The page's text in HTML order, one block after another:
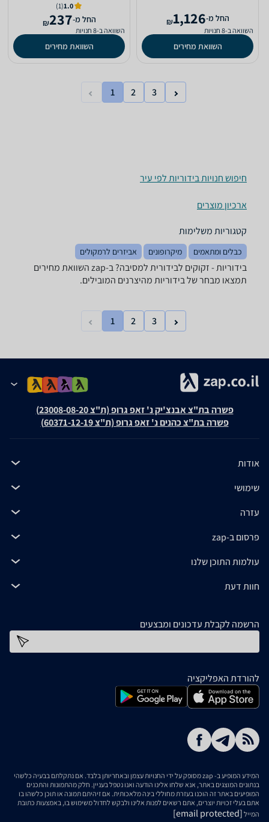
‫החל מ-1,126
₪
השוואה ב-8 חנויות
השוואת מחירים
1.0
(1)
‫החל מ-237
₪
השוואה ב-8 חנויות
השוואת מחירים
1 2 3
חיפוש חנויות בידוריות לפי עיר
ארכיון מוצרים
קטגוריות משלימות
כבלים ומתאמים מיקרופונים אביזרים לרמקולים
בידוריות - זקוקים לבידורית למסיבה? ב-zap השוואת מחירים
תמצאו מבחר של בידוריות מהיצרנים המובילים.
1 2 3
פשרה בת"צ אבנצ'יק נ' זאפ גרופ (ת"צ 23008-08-20)
פשרה בת"צ כהנים נ' זאפ גרופ (ת"צ 60371-12-19)
אודות
שימושי
עזרה
פרסום ב-zap
עולמות התוכן שלנו
חוות דעת
הרשמה לקבלת עדכונים ומבצעים
להורדת האפליקציה
המידע המופיע ב- zap מסופק על ידי החנויות עצמן ובאחריותן בלבד. אם נתקלתם בבעיה כלשהי
בנתונים המוצגים באתר, אנא שלחו אלינו הודעה ואנו נטפל בעניין. חלק מהתמונות והתכנים
המופיעים באתר זה הוכנו בעזרת מחוללי בינה מלאכותית. אם זיהיתם תמונה או תוכן כלשהו בו
אתם בעלי זכויות יוצרים, אתם רשאים לפנות אלינו ולבקש לחדול משימוש בו, באמצעות כתובת
המייל [email protected]